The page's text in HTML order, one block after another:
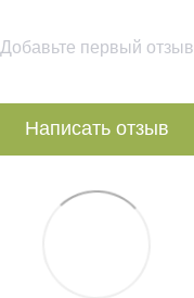
Добавьте первый отзыв
Написать отзыв